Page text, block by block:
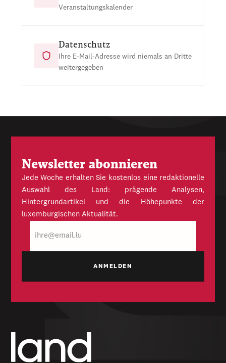
Veranstaltungskalender
Datenschutz
Ihre E-Mail-Adresse wird niemals an Dritte
weitergegeben
Newsletter abonnieren
Jede Woche erhalten Sie kostenlos eine redaktionelle
Auswahl des Land: prägende Analysen,
Hintergrundartikel und die Höhepunkte der
luxemburgischen Aktualität.
Mail